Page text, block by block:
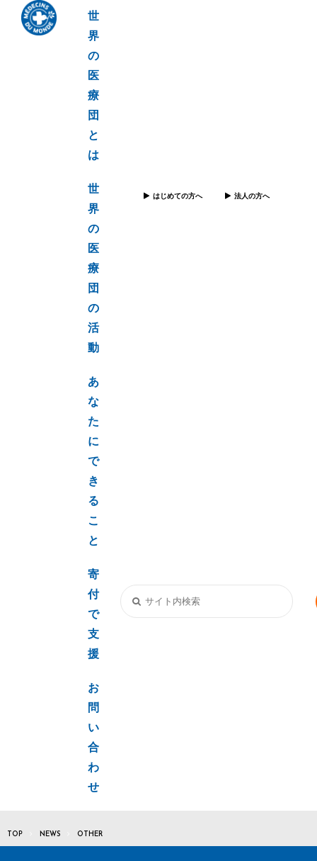
世
界
の
医
療
団
と
は
世
界
の
医
療
団
の
活
動
あ
な
た
に
で
き
る
こ
と
寄
付
で
支
援
お
問
い
合
わ
せ
はじめての方へ 法人の方へ
TOP NEWS OTHER